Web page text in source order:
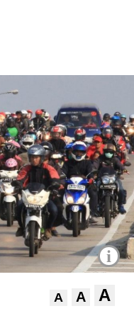
i
A A A